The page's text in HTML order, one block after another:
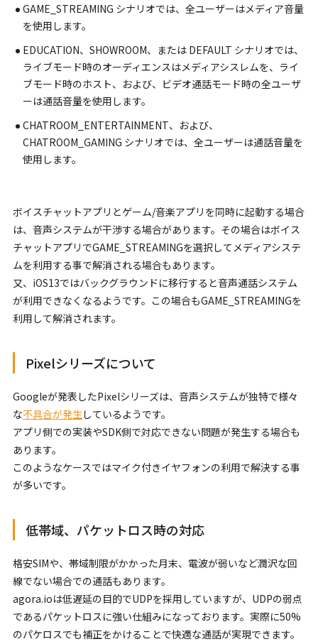
GAME_STREAMING シナリオでは、全ユーザーはメディア音量
を使用します。
EDUCATION、SHOWROOM、または DEFAULT シナリオでは、
ライブモード時のオーディエンスはメディアシスレムを、ライ
ブモード時のホスト、および、ビデオ通話モード時の全ユーザ
ーは通話音量を使用します。
CHATROOM_ENTERTAINMENT、および、
CHATROOM_GAMING シナリオでは、全ユーザーは通話音量を
使用します。
ボイスチャットアプリとゲーム/音楽アプリを同時に起動する場合
は、音声システムが干渉する場合があります。その場合はボイス
チャットアプリでGAME_STREAMINGを選択してメディアシステ
ムを利用する事で解消される場合もあります。
又、iOS13ではバックグラウンドに移行すると音声通話システム
が利用できなくなるようです。この場合もGAME_STREAMINGを
利用して解消されます。
Pixelシリーズについて
Googleが発表したPixelシリーズは、音声システムが独特で様々
な不具合が発生 しているようです。
アプリ側での実装やSDK側で対応できない問題が発生する場合も
あります。
このようなケースではマイク付きイヤフォンの利用で解決する事
が多いです。
低帯域、パケットロス時の対応
格安SIMや、帯域制限がかかった月末、電波が弱いなど潤沢な回
線でない場合での通話もあります。
agora.ioは低遅延の目的でUDPを採用していますが、UDPの弱点
であるパケットロスに強い仕組みになっております。実際に50%
のパケロスでも補正をかけることで快適な通話が実現できます。